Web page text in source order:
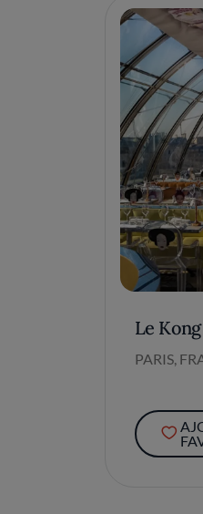
Le Kong
PARIS,